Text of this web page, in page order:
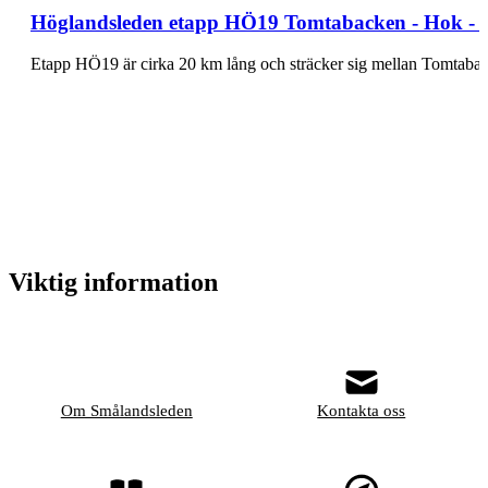
Höglandsleden etapp HÖ19 Tomtabacken - Hok -
Viktig information
Om Smålandsleden Kontakta oss